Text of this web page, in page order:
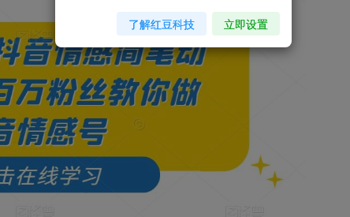
了解红豆科技 立即设置